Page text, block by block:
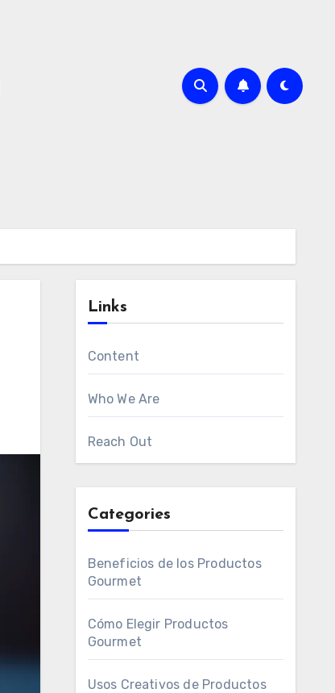
Links
Content
Who We Are
Reach Out
Categories
Beneficios de los Productos
Gourmet
Cómo Elegir Productos
Gourmet
Usos Creativos de Productos